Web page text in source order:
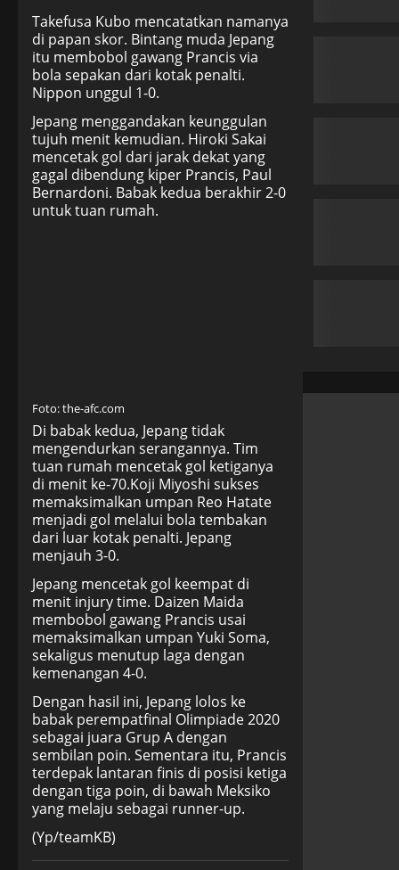
Takefusa Kubo mencatatkan namanya
di papan skor. Bintang muda Jepang
itu membobol gawang Prancis via
bola sepakan dari kotak penalti.
Nippon unggul 1-0.
Jepang menggandakan keunggulan
tujuh menit kemudian. Hiroki Sakai
mencetak gol dari jarak dekat yang
gagal dibendung kiper Prancis, Paul
Bernardoni. Babak kedua berakhir 2-0
untuk tuan rumah.
Foto: the-afc.com
Di babak kedua, Jepang tidak
mengendurkan serangannya. Tim
tuan rumah mencetak gol ketiganya
di menit ke-70.Koji Miyoshi sukses
memaksimalkan umpan Reo Hatate
menjadi gol melalui bola tembakan
dari luar kotak penalti. Jepang
menjauh 3-0.
Jepang mencetak gol keempat di
menit injury time. Daizen Maida
membobol gawang Prancis usai
memaksimalkan umpan Yuki Soma,
sekaligus menutup laga dengan
kemenangan 4-0.
Dengan hasil ini, Jepang lolos ke
babak perempatfinal Olimpiade 2020
sebagai juara Grup A dengan
sembilan poin. Sementara itu, Prancis
terdepak lantaran finis di posisi ketiga
dengan tiga poin, di bawah Meksiko
yang melaju sebagai runner-up.
(Yp/teamKB)